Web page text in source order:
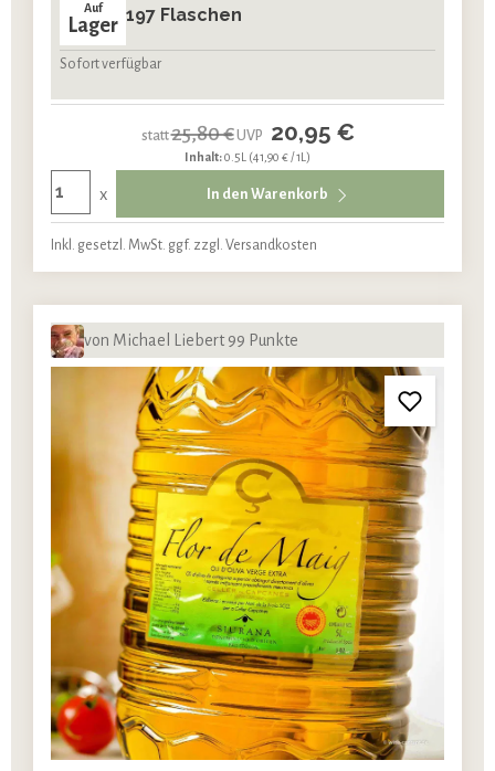
Auf
Lager 197 Flaschen
Sofort verfügbar
statt25,80 €UVP 20,95 €
Inhalt:0.5L (41,90 € / 1L)
x In den Warenkorb
Inkl. gesetzl. MwSt. ggf. zzgl. Versandkosten
von Michael Liebert 99 Punkte